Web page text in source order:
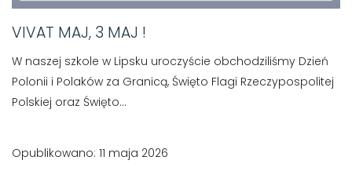
VIVAT MAJ, 3 MAJ !
W naszej szkole w Lipsku uroczyście obchodziliśmy Dzień
Polonii i Polaków za Granicą, Święto Flagi Rzeczypospolitej
Polskiej oraz Święto...
Opublikowano: 11 maja 2026